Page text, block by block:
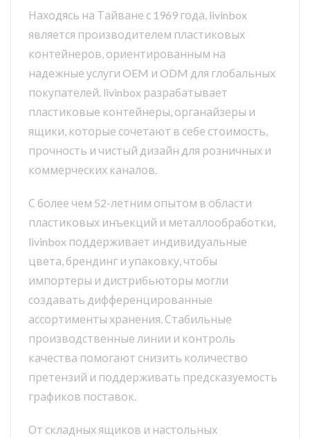
Находясь на Тайване с 1969 года, livinbox
является производителем пластиковых
контейнеров, ориентированным на
надежные услуги OEM и ODM для глобальных
покупателей. livinbox разрабатывает
пластиковые контейнеры, органайзеры и
ящики, которые сочетают в себе стоимость,
прочность и чистый дизайн для розничных и
коммерческих каналов.
С более чем 52-летним опытом в области
пластиковых инъекций и металлообработки,
livinbox поддерживает индивидуальные
цвета, брендинг и упаковку, чтобы
импортеры и дистрибьюторы могли
создавать дифференцированные
ассортименты хранения. Стабильные
производственные линии и контроль
качества помогают снизить количество
претензий и поддерживать предсказуемость
графиков поставок.
От складных ящиков и настольных